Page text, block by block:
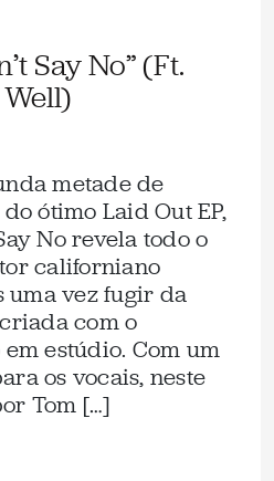
Say No” (Ft.
metade de
ótimo Laid Out EP,
No revela todo o
californiano
uma vez fugir da
com o
estúdio. Com um
os vocais, neste
Tom […]